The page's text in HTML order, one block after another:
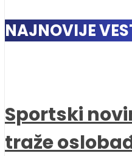
NAJNOVIJE
Sportski
traže